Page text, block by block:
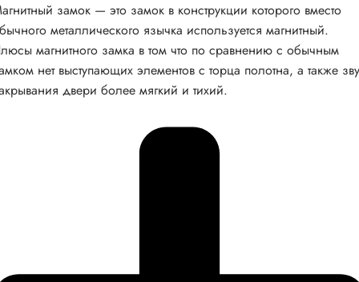
замок — это замок в конструкции которого вместо
металлического язычка используется магнитный.
магнитного замка в том что по сравнению с обычным
нет выступающих элементов с торца полотна, а также
двери более мягкий и тихий.